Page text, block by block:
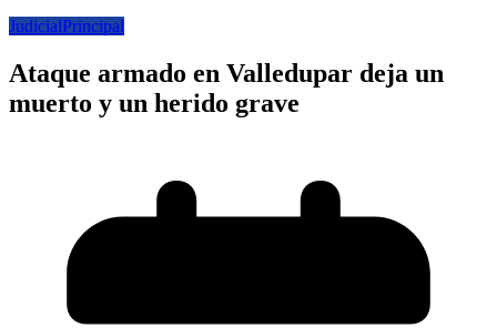
JudicialPrincipal
Ataque armado en Valledupar deja un
muerto y un herido grave